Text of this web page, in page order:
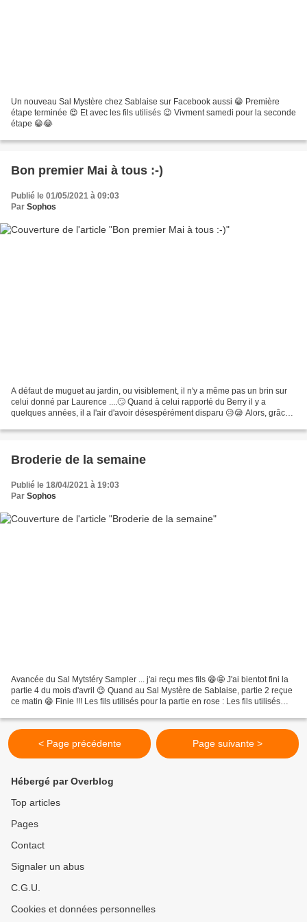
Un nouveau Sal Mystère chez Sablaise sur Facebook aussi 😁 Première
étape terminée 😍 Et avec les fils utilisés 😉 Vivment samedi pour la seconde
étape 😁😂
Bon premier Mai à tous :-)
Publié le 01/05/2021 à 09:03
Par Sophos
A défaut de muguet au jardin, ou visiblement, il n'y a même pas un brin sur
celui donné par Laurence ....🙄 Quand à celui rapporté du Berry il y a
quelques années, il a l'air d'avoir désespérément disparu 😥😪 Alors, grâce
Broderie de la semaine
Publié le 18/04/2021 à 19:03
Par Sophos
Avancée du Sal Mytstéry Sampler ... j'ai reçu mes fils 😁🤩 J'ai bientot fini la
partie 4 du mois d'avril 😉 Quand au Sal Mystère de Sablaise, partie 2 reçue
ce matin 😁 Finie !!! Les fils utilisés pour la partie en rose : Les fils utilisés
< Page précédente Page suivante >
Hébergé par Overblog
Top articles
Pages
Contact
Signaler un abus
C.G.U.
Cookies et données personnelles